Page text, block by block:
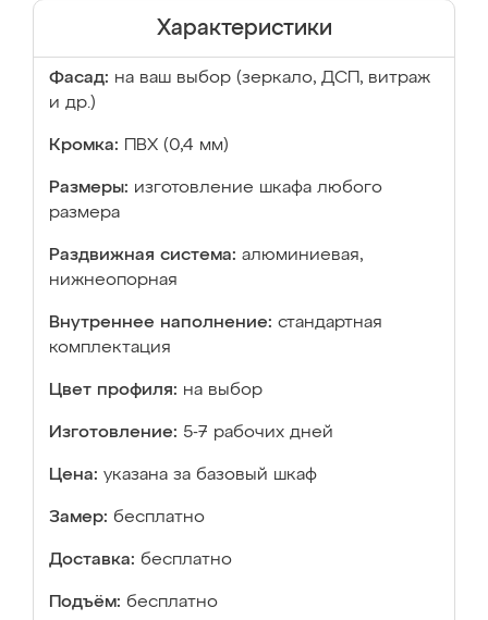
Характеристики
Фасад: на ваш выбор (зеркало, ДСП, витраж
и др.)
Кромка: ПВХ (0,4 мм)
Размеры: изготовление шкафа любого
размера
Раздвижная система: алюминиевая,
нижнеопорная
Внутреннее наполнение: стандартная
комплектация
Цвет профиля: на выбор
Изготовление: 5-7 рабочих дней
Цена: указана за базовый шкаф
Замер: бесплатно
Доставка: бесплатно
Подъём: бесплатно